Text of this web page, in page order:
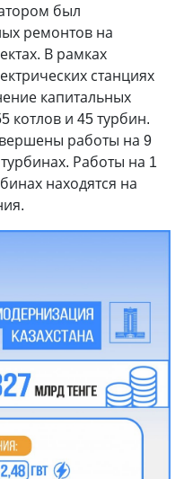
был
ремонтов на
В рамках
станциях
капитальных
котлов и 45 турбин.
работы на 9
Работы на 1
находятся на